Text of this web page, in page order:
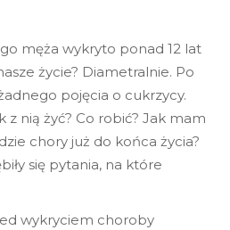
męża wykryto ponad 12 lat
życie? Diametralnie. Po
pojęcia o cukrzycy.
z nią żyć? Co robić? Jak mam
chory już do końca życia?
się pytania, na które
wykryciem choroby